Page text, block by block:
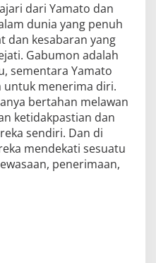
dari Yamato dan
dunia yang penuh
dan kesabaran yang
Gabumon adalah
sementara Yamato
untuk menerima diri.
bertahan melawan
ketidakpastian dan
sendiri. Dan di
mendekati sesuatu
penerimaan,